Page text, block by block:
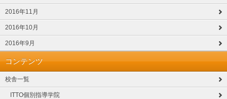
2016年11月
2016年10月
2016年9月
コンテンツ
校舎一覧
ITTO個別指導学院